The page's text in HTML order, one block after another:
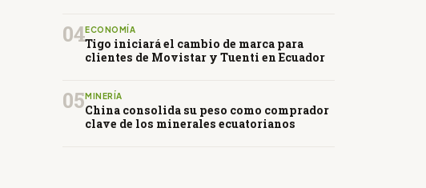
04ECONOMÍA
Tigo iniciará el cambio de marca para
clientes de Movistar y Tuenti en Ecuador
05 MINERÍA
China consolida su peso como comprador
clave de los minerales ecuatorianos